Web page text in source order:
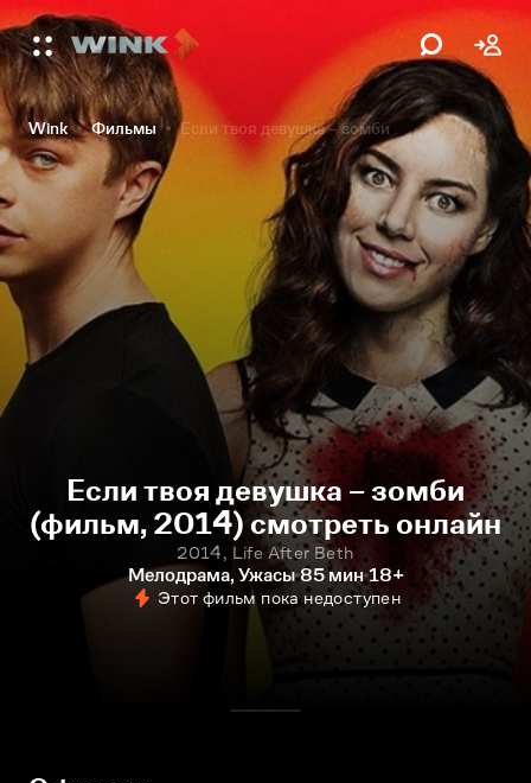
Wink Фильмы Если твоя девушка – зомби
Если твоя девушка – зомби
(фильм, 2014) смотреть онлайн
2014, Life After Beth
Мелодрама, Ужасы 85 мин 18+
Этот фильм пока недоступен